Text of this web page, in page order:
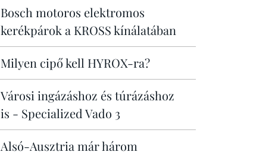
Bosch motoros elektromos
kerékpárok a KROSS kínálatában
Milyen cipő kell HYROX-ra?
Városi ingázáshoz és túrázáshoz
is - Specialized Vado 3
Alsó-Ausztria már három